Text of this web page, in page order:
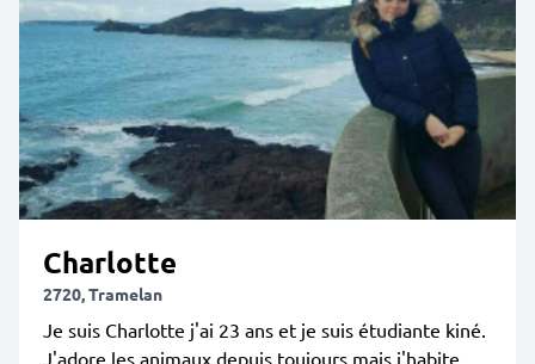
Charlotte
2720, Tramelan
Je suis Charlotte j'ai 23 ans et je suis étudiante kiné.
J'adore les animaux depuis toujours mais j'habite